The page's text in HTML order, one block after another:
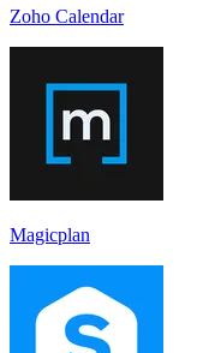
Zoho Calendar
Magicplan